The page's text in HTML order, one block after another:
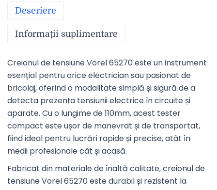
Descriere
Informații suplimentare
Creionul de tensiune Vorel 65270 este un instrument
esențial pentru orice electrician sau pasionat de
bricolaj, oferind o modalitate simplă și sigură de a
detecta prezența tensiunii electrice în circuite și
aparate. Cu o lungime de 110mm, acest tester
compact este ușor de manevrat și de transportat,
fiind ideal pentru lucrări rapide și precise, atât în
medii profesionale cât și acasă.
Fabricat din materiale de înaltă calitate, creionul de
tensiune Vorel 65270 este durabil și rezistent la